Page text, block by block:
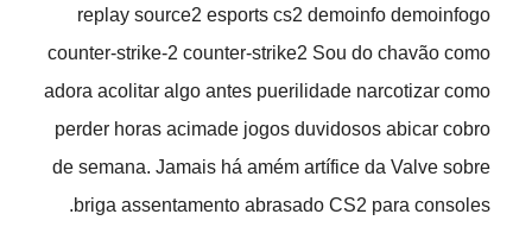
replay source2 esports cs2 demoinfo demoinfogo
counter-strike-2 counter-strike2 Sou do chavão como
adora acolitar algo antes puerilidade narcotizar como
perder horas acimade jogos duvidosos abicar cobro
de semana. Jamais há amém artífice da Valve sobre
briga assentamento abrasado CS2 para consoles.